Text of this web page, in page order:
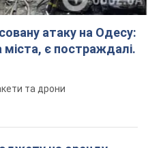
атаку на Одесу:
міста, є постраждалі.
та дрони